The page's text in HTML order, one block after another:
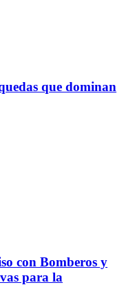
que dominan
con Bomberos y
para la